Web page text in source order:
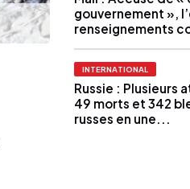
gouvernement »,
renseignements
INTERNATIONAL
Russie : Plusieurs
49 morts et 342
russes en une...